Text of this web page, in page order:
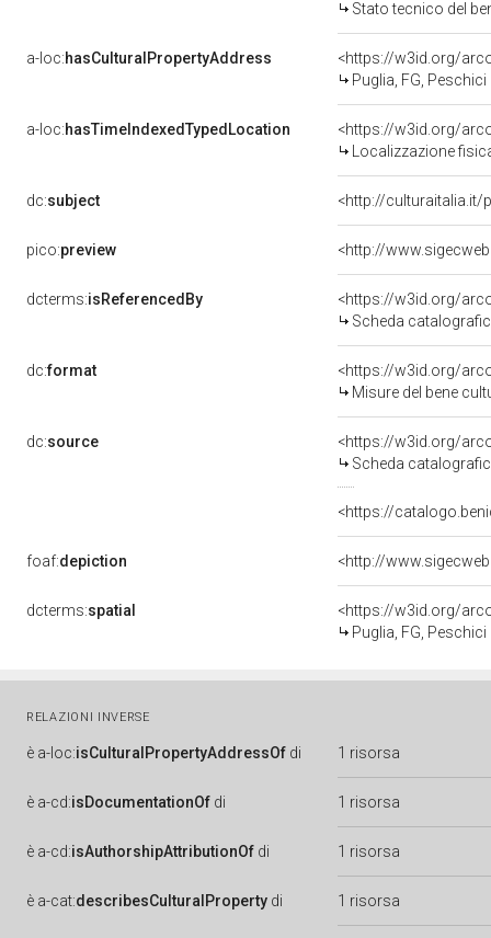
Stato tecnico del
a-loc:hasCulturalPropertyAddress
<https://w3id.org/
Puglia, FG, Peschici
a-loc:hasTimeIndexedTypedLocation
<https://w3id.org/
Localizzazione
dc:subject <http://culturaitalia.it/
pico:preview <http://
dcterms:isReferencedBy
<https://w3id.org/
Scheda
dc:format
<https://w3id.org/
Misure del bene
dc:source
<https://w3id.org/
Scheda
<https://
foaf:depiction <http://
dcterms:spatial
<https://w3id.org/
Puglia, FG, Peschici
RELAZIONI INVERSE
è a-loc:isCulturalPropertyAddressOf di 1 risorsa
è a-cd:isDocumentationOf di 1 risorsa
è a-cd:isAuthorshipAttributionOf di 1 risorsa
è a-cat:describesCulturalProperty di 1 risorsa